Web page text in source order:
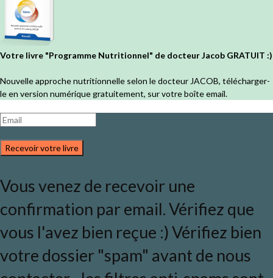
Votre livre "Programme Nutritionnel" de docteur Jacob GRATUIT :)
Nouvelle approche nutritionnelle selon le docteur JACOB, télécharger-
le en version numérique gratuitement, sur votre boîte email.
Recevoir votre livre
Vous venez de recevoir une
confirmation par email. Vérifiez que
vous l'avez bien reçue :) Vérifiez bien
votre dossier "spam" avant de nous